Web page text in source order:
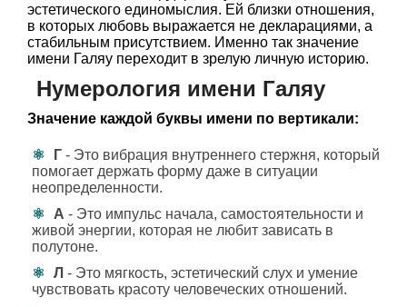
эстетического единомыслия. Ей близки отношения,
в которых любовь выражается не декларациями, а
стабильным присутствием. Именно так значение
имени Галяу переходит в зрелую личную историю.
Нумерология имени Галяу
Значение каждой буквы имени по вертикали:
Г - Это вибрация внутреннего стержня, который
помогает держать форму даже в ситуации
неопределенности.
А - Это импульс начала, самостоятельности и
живой энергии, которая не любит зависать в
полутоне.
Л - Это мягкость, эстетический слух и умение
чувствовать красоту человеческих отношений.